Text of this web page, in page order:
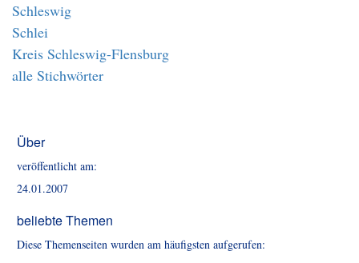
Schleswig
Schlei
Kreis Schleswig-Flensburg
alle Stichwörter
Über
veröffentlicht am:
24.01.2007
beliebte Themen
Diese Themenseiten wurden am häufigsten aufgerufen: